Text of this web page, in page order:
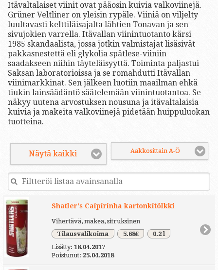
Itävaltalaiset viinit ovat pääosin kuivia valkoviinejä.
Grüner Veltliner on yleisin rypäle. Viiniä on viljelty
luultavasti kelttiläisajalta lähtien Tonavan ja sen
sivujokien varrella. Itävallan viinintuotanto kärsi
1985 skandaalista, jossa jotkin valmistajat lisäsivät
pakkasnestettä eli glykolia spätlese-viiniin
saadakseen niihin täyteläisyyttä. Toiminta paljastui
Saksan laboratorioissa ja se romahdutti Itävallan
viinimarkkinat. Sen jälkeen luotiin maailman ehkä
tiukin lainsäädäntö säätelemään viinintuotantoa. Se
näkyy uutena arvostuksen nousuna ja itävaltalaisia
kuivia ja makeita valkoviinejä pidetään huippuluokan
tuotteina.
Näytä kaikki Aakkosittain A-Ö
Shatler's Caipirinha kartonkitölkki
Vihertävä, makea, sitruksinen
Tilausvalikoima
5.68€
0.2 l
Lisätty: 18.04.2017
Poistunut: 25.04.2018